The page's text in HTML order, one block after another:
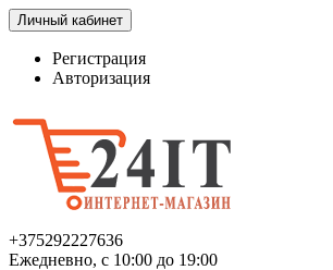
Личный кабинет
Регистрация
Авторизация
+375292227636
Ежедневно, с 10:00 до 19:00